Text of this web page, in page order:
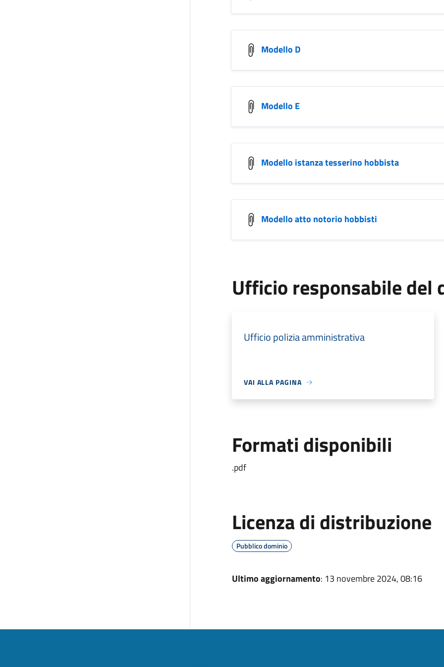
Modello D
Modello E
Modello istanza tesserino hobbista
Modello atto notorio hobbisti
Ufficio responsabile del
Ufficio polizia amministrativa
VAI ALLA PAGINA
Formati disponibili
.pdf
Licenza di distribuzione
Pubblico dominio
Ultimo aggiornamento: 13 novembre 2024, 08:16